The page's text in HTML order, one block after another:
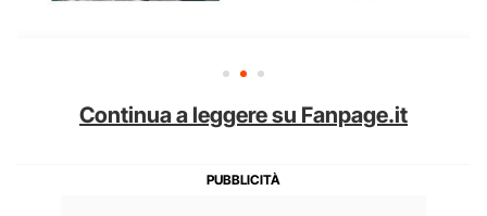
Continua a leggere su Fanpage.it